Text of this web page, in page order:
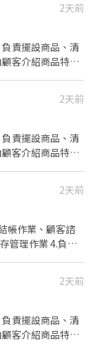
) 一週三天 , 一天
法規之勞健保勞
作地點】 大安
北市大安區瑞安
號 -----------------
【應徵流
*會有你
應徵職缺+姓名
點約3–10家門市，
安排受訓 🔔需
12:00、07:30-
22:30、17:30-
(上班時數為
✅工作待遇：
另有獎金+40=時
地點】松山、
華、北投、士林
➊ 點擊填寫
廠商審核，敏感
入留言： 👉
徵蝦皮門市人
2天前
責擺設商品、清
客介紹商品特
日業務報表。2天前
責擺設商品、清
客介紹商品特
日業務報表。2天前
帳作業、顧客諮
管理作業 4.負責
2天前
責擺設商品、清
客介紹商品特